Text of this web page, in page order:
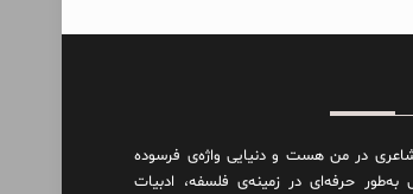
در من هست و دنیایی واژه‌‌ی فرسوده
به‌طور حرفه‌ای در زمینه‌ی فلسفه، ادبیات